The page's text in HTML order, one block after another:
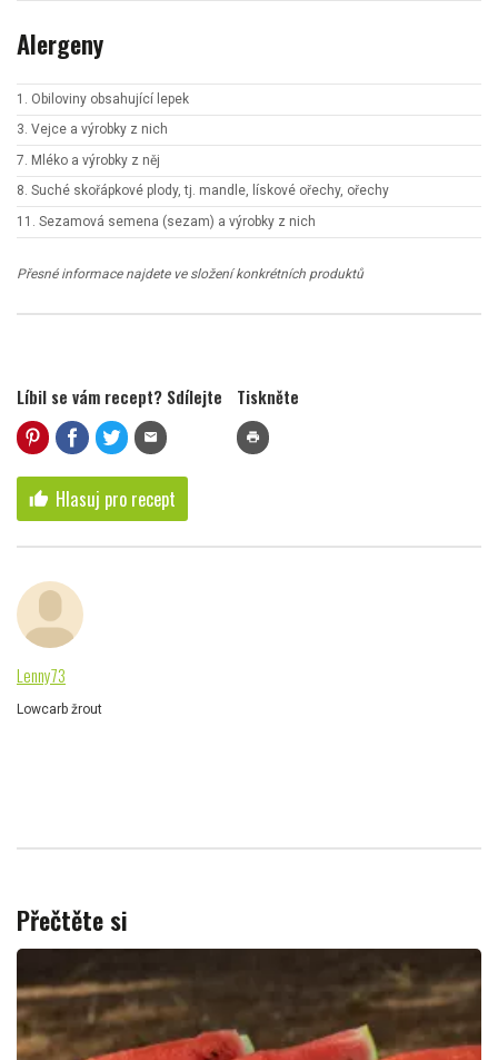
Alergeny
1. Obiloviny obsahující lepek
3. Vejce a výrobky z nich
7. Mléko a výrobky z něj
8. Suché skořápkové plody, tj. mandle, lískové ořechy, ořechy
11. Sezamová semena (sezam) a výrobky z nich
Přesné informace najdete ve složení konkrétních produktů
Líbil se vám recept? Sdílejte
mail
Tiskněte
print
thumb_up Hlasuj pro recept
Lenny73
Lowcarb žrout
Přečtěte si